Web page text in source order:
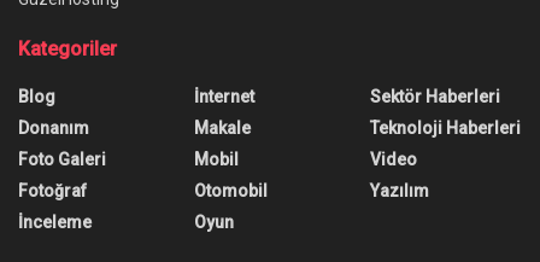
Xiaomi Poco Pad C1 Yeni
Özelliklerle Satışa Sunuldu
Xiaomi Poco Pad C1, 120 Hz ekranı ve HyperOS
3 desteğiyle global pazara çıkıyor. Yeni tablet,
uygun fiyatlı seçenek arayanlara seslenebilir.